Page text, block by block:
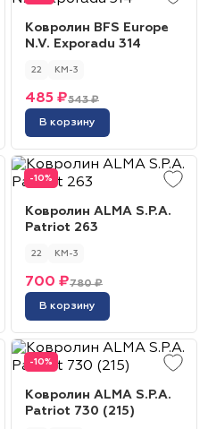
Ковролин BFS Europe
N.V. Exporadu 314
22 КМ-3
543 ₽
485 ₽
В корзину
-10%
Ковролин ALMA S.P.A.
Patriot 263
22 КМ-3
780 ₽
700 ₽
В корзину
-10%
Ковролин ALMA S.P.A.
Patriot 730 (215)